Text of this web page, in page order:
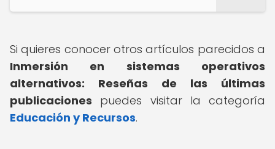
Si quieres conocer otros artículos parecidos a
Inmersión en sistemas operativos
alternativos: Reseñas de las últimas
publicaciones puedes visitar la categoría
Educación y Recursos.